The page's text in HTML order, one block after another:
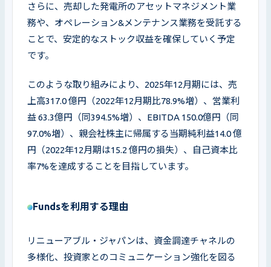
さらに、売却した発電所のアセットマネジメント業
務や、オペレーション&メンテナンス業務を受託する
ことで、安定的なストック収益を確保していく予定
です。
このような取り組みにより、2025年12月期には、売
上高317.0 億円（2022年12月期比78.9%増）、営業利
益 63.3億円（同394.5%増）、EBITDA 150.0億円（同
97.0%増）、親会社株主に帰属する当期純利益14.0 億
円（2022年12月期は15.2 億円の損失）、自己資本比
率7%を達成することを目指しています。
Fundsを利用する理由
リニューアブル・ジャパンは、資金調達チャネルの
多様化、投資家とのコミュニケーション強化を図る